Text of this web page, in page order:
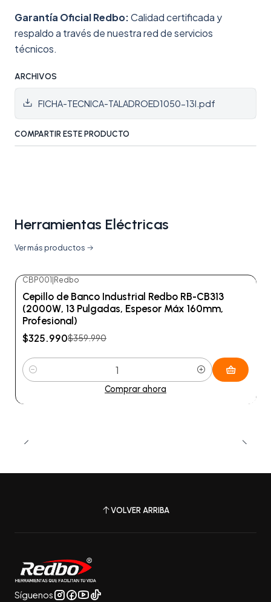
Garantía Oficial Redbo:Calidad certificada y
respaldo a través de nuestra red de servicios
técnicos.
ARCHIVOS
FICHA-TECNICA-TALADROED1050-13I.pdf
COMPARTIR ESTE PRODUCTO
Herramientas Eléctricas
Ver más productos
CBP001|Redbo
Cepillo de Banco Industrial Redbo RB-CB313
(2000W, 13 Pulgadas, Espesor Máx 160mm,
Profesional)
$325.990$359.990
Cantidad
Comprar ahora
VOLVER ARRIBA
Síguenos